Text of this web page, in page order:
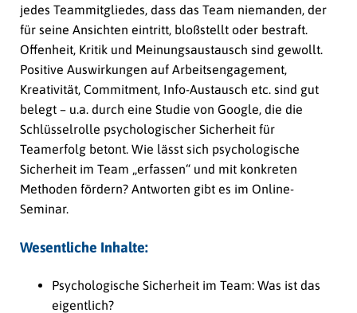
jedes Teammitgliedes, dass das Team niemanden, der
für seine Ansichten eintritt, bloßstellt oder bestraft.
Offenheit, Kritik und Meinungsaustausch sind gewollt.
Positive Auswirkungen auf Arbeitsengagement,
Kreativität, Commitment, Info-Austausch etc. sind gut
belegt – u.a. durch eine Studie von Google, die die
Schlüsselrolle psychologischer Sicherheit für
Teamerfolg betont. Wie lässt sich psychologische
Sicherheit im Team „erfassen“ und mit konkreten
Methoden fördern? Antworten gibt es im Online-
Seminar.
Wesentliche Inhalte:
Psychologische Sicherheit im Team: Was ist das
eigentlich?